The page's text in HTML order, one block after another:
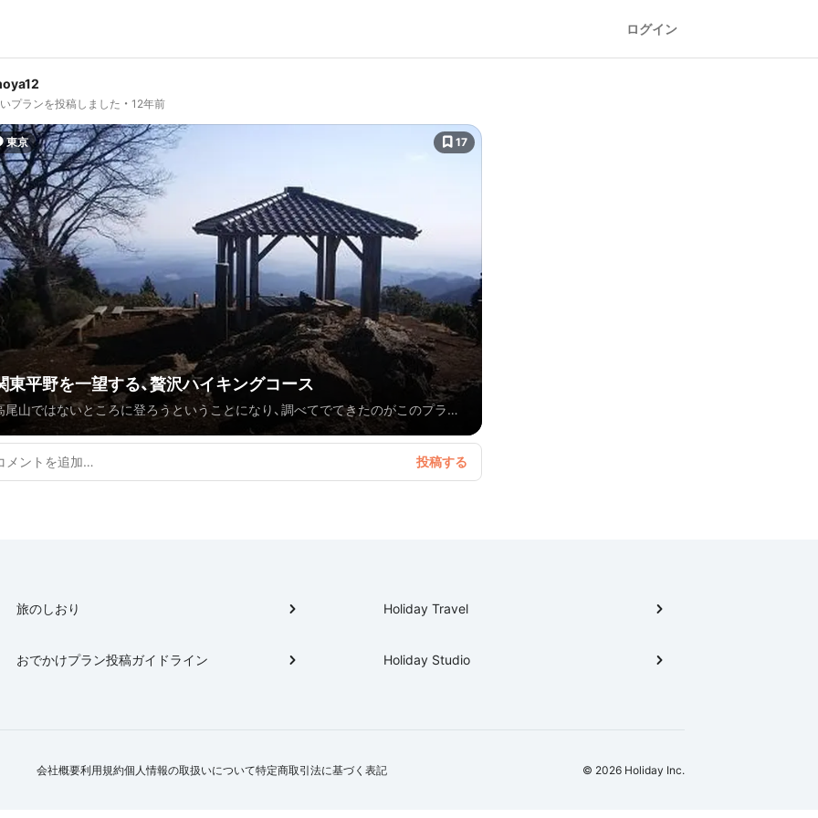
ログイン
プランを投稿しました 12年前
東京 17
東平野を一望する、贅沢ハイキングコース
尾山ではないところに登ろうということになり、調べてでてきたのがこのプラン
した。 素人（特に女性）にも優しいハイキングコースでそこまでハードではないで
。 御岳山と日の出山はいろんなハイキングコースがあるみたいなので別のコース
旅のしおり
おでかけプラン投稿ガイドライン
Holiday Travel
Holiday Studio
会社概要利用規約個人情報の取扱いについて特定商取引法に基づく表記 © 2026 Holiday Inc.